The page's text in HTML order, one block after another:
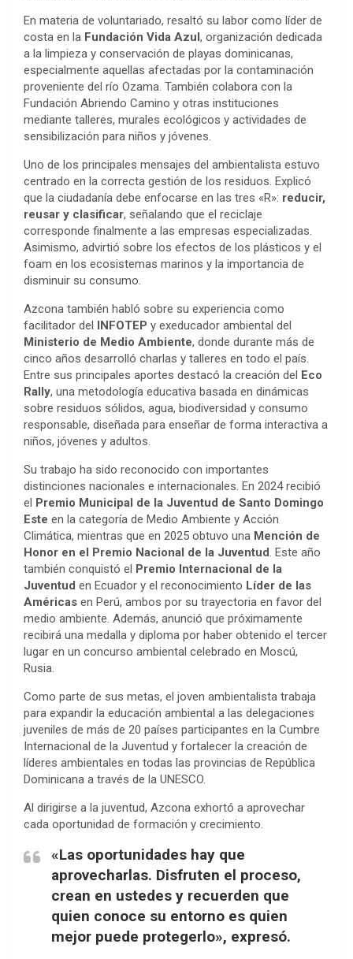
En materia de voluntariado, resaltó su labor como líder de
costa en la Fundación Vida Azul, organización dedicada
a la limpieza y conservación de playas dominicanas,
especialmente aquellas afectadas por la contaminación
proveniente del río Ozama. También colabora con la
Fundación Abriendo Camino y otras instituciones
mediante talleres, murales ecológicos y actividades de
sensibilización para niños y jóvenes.
Uno de los principales mensajes del ambientalista estuvo
centrado en la correcta gestión de los residuos. Explicó
que la ciudadanía debe enfocarse en las tres «R»: reducir,
reusar y clasificar, señalando que el reciclaje
corresponde finalmente a las empresas especializadas.
Asimismo, advirtió sobre los efectos de los plásticos y el
foam en los ecosistemas marinos y la importancia de
disminuir su consumo.
Azcona también habló sobre su experiencia como
facilitador del INFOTEP y exeducador ambiental del
Ministerio de Medio Ambiente, donde durante más de
cinco años desarrolló charlas y talleres en todo el país.
Entre sus principales aportes destacó la creación del Eco
Rally, una metodología educativa basada en dinámicas
sobre residuos sólidos, agua, biodiversidad y consumo
responsable, diseñada para enseñar de forma interactiva a
niños, jóvenes y adultos.
Su trabajo ha sido reconocido con importantes
distinciones nacionales e internacionales. En 2024 recibió
el Premio Municipal de la Juventud de Santo Domingo
Este en la categoría de Medio Ambiente y Acción
Climática, mientras que en 2025 obtuvo una Mención de
Honor en el Premio Nacional de la Juventud. Este año
también conquistó el Premio Internacional de la
Juventud en Ecuador y el reconocimiento Líder de las
Américas en Perú, ambos por su trayectoria en favor del
medio ambiente. Además, anunció que próximamente
recibirá una medalla y diploma por haber obtenido el tercer
lugar en un concurso ambiental celebrado en Moscú,
Rusia.
Como parte de sus metas, el joven ambientalista trabaja
para expandir la educación ambiental a las delegaciones
juveniles de más de 20 países participantes en la Cumbre
Internacional de la Juventud y fortalecer la creación de
líderes ambientales en todas las provincias de República
Dominicana a través de la UNESCO.
Al dirigirse a la juventud, Azcona exhortó a aprovechar
cada oportunidad de formación y crecimiento.
«Las oportunidades hay que
aprovecharlas. Disfruten el proceso,
crean en ustedes y recuerden que
quien conoce su entorno es quien
mejor puede protegerlo», expresó.